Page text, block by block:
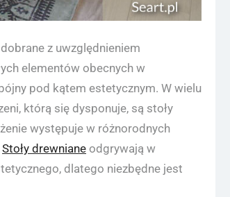
z uwzględnieniem
elementów obecnych w
pod kątem estetycznym. W wielu
którą się dysponuje, są stoły
występuje w różnorodnych
Stoły drewniane odgrywają w
dlatego niezbędne jest